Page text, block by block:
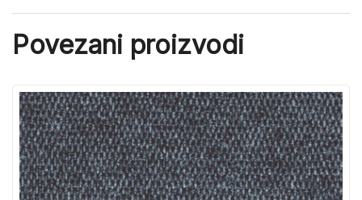
Povezani proizvodi